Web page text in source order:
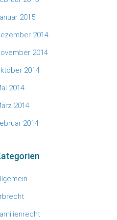
2015
2014
2014
2014
2014
2014
2014